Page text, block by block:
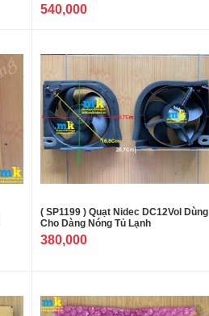
540,000
( SP1199 ) Quạt Nidec DC12Vol Dùng
Cho Dàng Nóng Tủ Lạnh
380,000